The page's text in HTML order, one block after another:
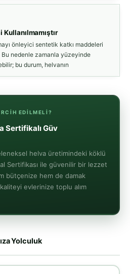
Kullanılmamıştır
önleyici sentetik katkı maddeleri
Bu nedenle zamanla yüzeyinde
bu durum, helvanın
EDILMELI?
Sertifikalı Güvence
helva üretimindeki köklü
Sertifikası ile güvenilir bir lezzet
bütçenize hem de damak
evlerinize toplu alım
Yolculuk